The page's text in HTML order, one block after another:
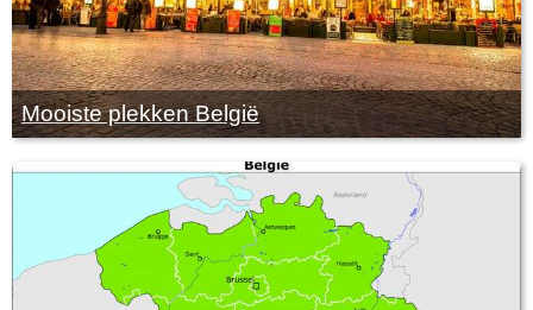
Mooiste plekken België